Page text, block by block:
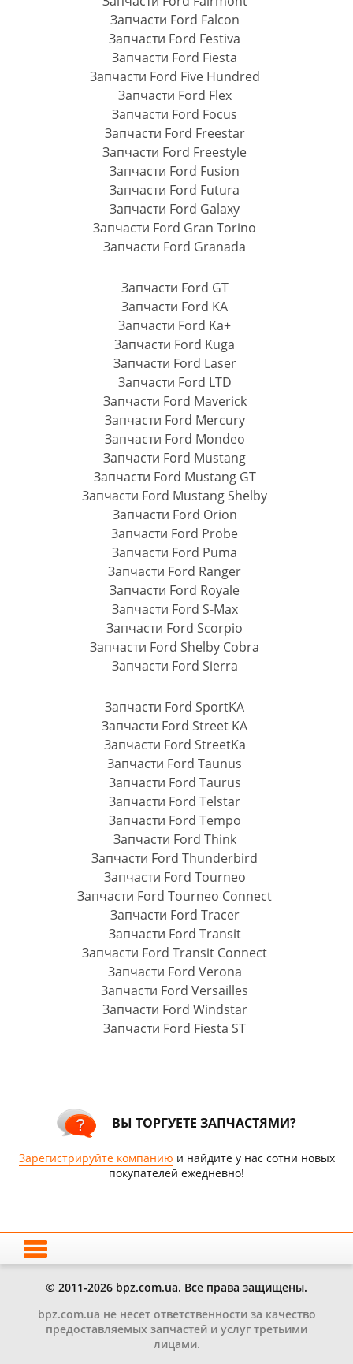
Запчасти Ford Falcon
Запчасти Ford Festiva
Запчасти Ford Fiesta
Запчасти Ford Five Hundred
Запчасти Ford Flex
Запчасти Ford Focus
Запчасти Ford Freestar
Запчасти Ford Freestyle
Запчасти Ford Fusion
Запчасти Ford Futura
Запчасти Ford Galaxy
Запчасти Ford Gran Torino
Запчасти Ford Granada
Запчасти Ford GT
Запчасти Ford KA
Запчасти Ford Ka+
Запчасти Ford Kuga
Запчасти Ford Laser
Запчасти Ford LTD
Запчасти Ford Maverick
Запчасти Ford Mercury
Запчасти Ford Mondeo
Запчасти Ford Mustang
Запчасти Ford Mustang GT
Запчасти Ford Mustang Shelby
Запчасти Ford Orion
Запчасти Ford Probe
Запчасти Ford Puma
Запчасти Ford Ranger
Запчасти Ford Royale
Запчасти Ford S-Max
Запчасти Ford Scorpio
Запчасти Ford Shelby Cobra
Запчасти Ford Sierra
Запчасти Ford SportKA
Запчасти Ford Street KA
Запчасти Ford StreetKa
Запчасти Ford Taunus
Запчасти Ford Taurus
Запчасти Ford Telstar
Запчасти Ford Tempo
Запчасти Ford Think
Запчасти Ford Thunderbird
Запчасти Ford Tourneo
Запчасти Ford Tourneo Connect
Запчасти Ford Tracer
Запчасти Ford Transit
Запчасти Ford Transit Connect
Запчасти Ford Verona
Запчасти Ford Versailles
Запчасти Ford Windstar
Запчасти Ford Fiesta ST
ВЫ ТОРГУЕТЕ ЗАПЧАСТЯМИ?
Зарегистрируйте компанию и найдите у нас сотни новых
покупателей ежедневно!
© 2011-2026 bpz.com.ua. Все права защищены.
bpz.com.ua не несет ответственности за качество
предоставляемых запчастей и услуг третьими
лицами.